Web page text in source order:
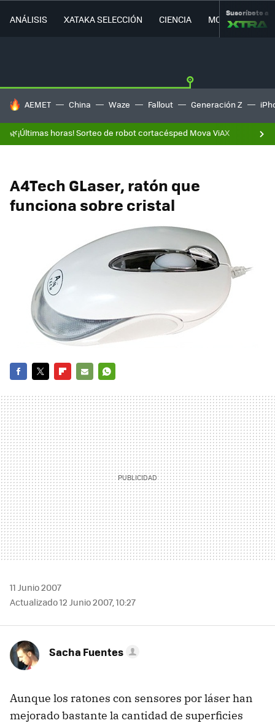
ANÁLISIS XATAKA SELECCIÓN CIENCIA MOVILIDAD
Suscríbete a
HOY SE HABLA DE
AEMET China Waze Fallout Generación Z
🌿¡Últimas horas! Sorteo de robot cortacésped Mova ViAX
A4Tech GLaser, ratón que
funciona sobre cristal
MAIL
11 Junio 2007
Actualizado 12 Junio 2007, 10:27
Sacha Fuentes
Aunque los ratones con sensores por láser han
mejorado bastante la cantidad de superficies